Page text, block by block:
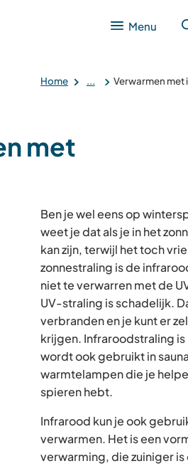
Menu
Home ... Verwarmen
met
Ben je wel eens op
weet je dat als je in het
kan zijn, terwijl het toch
zonnestraling is de
niet te verwarren met de
UV-straling is schadelijk.
verbranden en je kunt er
krijgen. Infraroodstraling
wordt ook gebruikt in
warmtelampen die je
spieren hebt.
Infrarood kun je ook
verwarmen. Het is een
verwarming, die zuiniger is